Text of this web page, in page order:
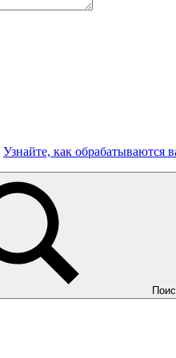
Узнайте, как обрабатываются